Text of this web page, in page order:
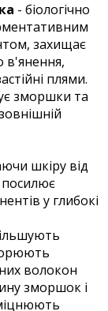
- біологічно
захищає
в'янення,
плями.
зморшки та
шкіру від
посилює
у глибокі
волокон
зморшок і